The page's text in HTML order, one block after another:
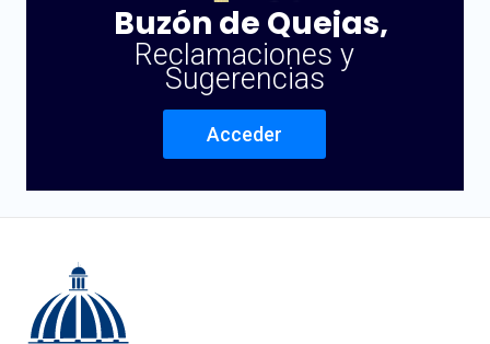
Buzón de Quejas,
Reclamaciones y
Sugerencias
Acceder